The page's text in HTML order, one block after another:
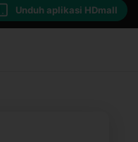
Unduh aplikasi HDmall